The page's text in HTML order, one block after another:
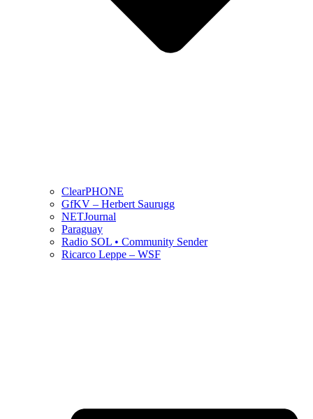
ClearPHONE
GfKV – Herbert Saurugg
NETJournal
Paraguay
Radio SOL • Community Sender
Ricarco Leppe – WSF